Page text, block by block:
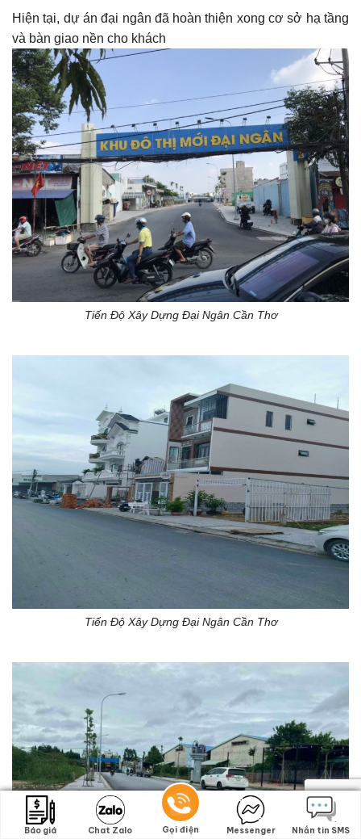
Hiện tại, dự án đại ngân đã hoàn thiện xong cơ sở hạ tầng
và bàn giao nền cho khách
Tiến Độ Xây Dựng Đại Ngân Cần Thơ
Tiến Độ Xây Dựng Đại Ngân Cần Thơ
Báo giá Chat Zalo Gọi điện Messenger Nhắn tin SMS
Báo giá Chat Zalo Gọi điện Messenger Nhắn tin SMS